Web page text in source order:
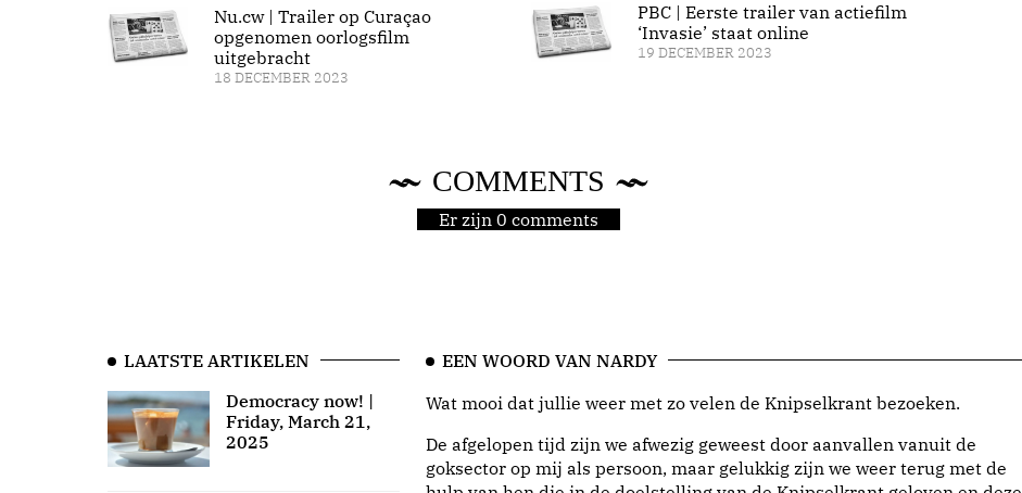
Nu.cw | Trailer op Curaçao
opgenomen oorlogsfilm
uitgebracht
18 DECEMBER 2023
PBC | Eerste trailer van actiefilm
‘Invasie’ staat online
19 DECEMBER 2023
COMMENTS
Er zijn 0 comments
LAATSTE ARTIKELEN
Democracy now! |
Friday, March 21,
2025
EEN WOORD VAN NARDY
Wat mooi dat jullie weer met zo velen de Knipselkrant bezoeken.
De afgelopen tijd zijn we afwezig geweest door aanvallen vanuit de
goksector op mij als persoon, maar gelukkig zijn we weer terug met de